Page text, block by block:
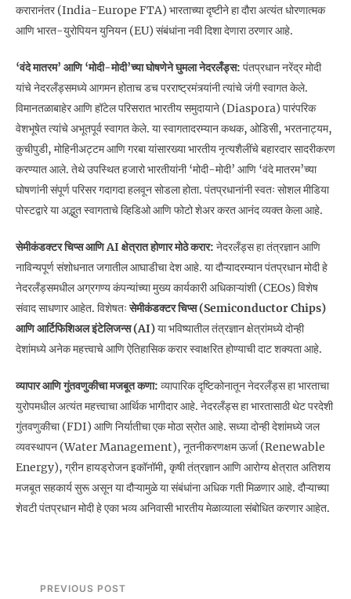
करारानंतर (India-Europe FTA) भारताच्या दृष्टीने हा दौरा अत्यंत धोरणात्मक
आणि भारत-युरोपियन युनियन (EU) संबंधांना नवी दिशा देणारा ठरणार आहे.
‘वंदे मातरम’ आणि ‘मोदी-मोदी’च्या घोषणेने घुमला नेदरलँड्स: पंतप्रधान नरेंद्र मोदी
यांचे नेदरलँड्समध्ये आगमन होताच डच परराष्ट्रमंत्र्यांनी त्यांचे जंगी स्वागत केले.
विमानतळाबाहेर आणि हॉटेल परिसरात भारतीय समुदायाने (Diaspora) पारंपरिक
वेशभूषेत त्यांचे अभूतपूर्व स्वागत केले. या स्वागतादरम्यान कथक, ओडिसी, भरतनाट्यम,
कुचीपुडी, मोहिनीअट्टम आणि गरबा यांसारख्या भारतीय नृत्यशैलींचे बहारदार सादरीकरण
करण्यात आले. तेथे उपस्थित हजारो भारतीयांनी ‘मोदी-मोदी’ आणि ‘वंदे मातरम’च्या
घोषणांनी संपूर्ण परिसर गदागदा हलवून सोडला होता. पंतप्रधानांनी स्वतः सोशल मीडिया
पोस्टद्वारे या अद्भुत स्वागताचे व्हिडिओ आणि फोटो शेअर करत आनंद व्यक्त केला आहे.
सेमीकंडक्टर चिप्स आणि AI क्षेत्रात होणार मोठे करार: नेदरलँड्स हा तंत्रज्ञान आणि
नाविन्यपूर्ण संशोधनात जगातील आघाडीचा देश आहे. या दौऱ्यादरम्यान पंतप्रधान मोदी हे
नेदरलँड्समधील अग्रगण्य कंपन्यांच्या मुख्य कार्यकारी अधिकाऱ्यांशी (CEOs) विशेष
संवाद साधणार आहेत. विशेषतःसेमीकंडक्टर चिप्स (Semiconductor Chips)
आणि आर्टिफिशिअल इंटेलिजन्स (AI)या भविष्यातील तंत्रज्ञान क्षेत्रांमध्ये दोन्ही
देशांमध्ये अनेक महत्त्वाचे आणि ऐतिहासिक करार स्वाक्षरित होण्याची दाट शक्यता आहे.
व्यापार आणि गुंतवणुकीचा मजबूत कणा: व्यापारिक दृष्टिकोनातून नेदरलँड्स हा भारताचा
युरोपमधील अत्यंत महत्त्वाचा आर्थिक भागीदार आहे. नेदरलँड्स हा भारतासाठी थेट परदेशी
गुंतवणुकीचा (FDI) आणि निर्यातीचा एक मोठा स्रोत आहे. सध्या दोन्ही देशांमध्ये जल
व्यवस्थापन (Water Management), नूतनीकरणक्षम ऊर्जा (Renewable
Energy), ग्रीन हायड्रोजन इकॉनॉमी, कृषी तंत्रज्ञान आणि आरोग्य क्षेत्रात अतिशय
मजबूत सहकार्य सुरू असून या दौऱ्यामुळे या संबंधांना अधिक गती मिळणार आहे. दौऱ्याच्या
शेवटी पंतप्रधान मोदी हे एका भव्य अनिवासी भारतीय मेळाव्याला संबोधित करणार आहेत.
PREVIOUS POST